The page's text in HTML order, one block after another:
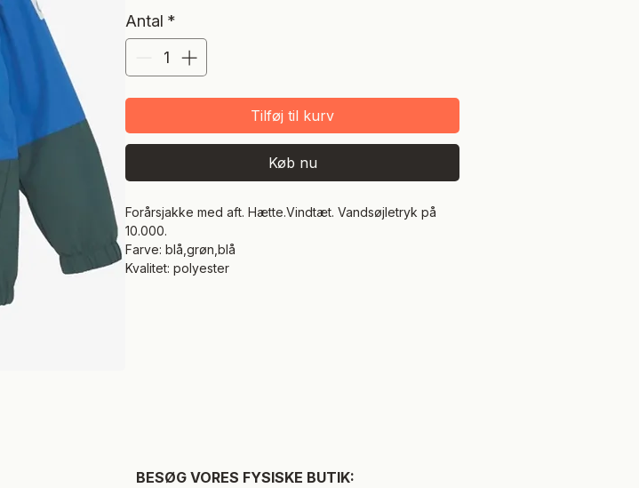
Antal *
Tilføj til kurv
Køb nu
Forårsjakke med aft. Hætte.Vindtæt. Vandsøjletryk på
10.000.
Farve: blå,grøn,blå
Kvalitet: polyester
BESØG VORES FYSISKE BUTIK: